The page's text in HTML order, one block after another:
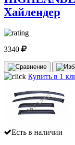
Хайлендер
3340
Купить в 1
Есть в наличии